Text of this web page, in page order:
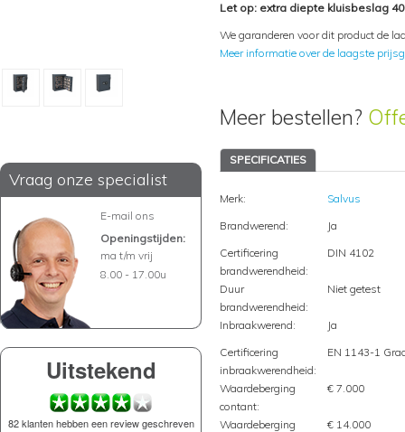
Vraag onze specialist
E-mail ons
Openingstijden:
ma t/m vrij
8.00 - 17.00u
Uitstekend
82 klanten hebben een review geschreven
Let op: extra diepte kluisbeslag
We garanderen voor dit product de
Meer informatie over de laagste
Meer bestellen?
SPECIFICATIES
Merk:
Salvus
Brandwerend:
Ja
Certificering
brandwerendheid:
DIN 4102
Duur
brandwerendheid:
Niet getest
Inbraakwerend:
Ja
Certificering
inbraakwerendheid:
EN 1143-1
Waardeberging
contant:
€ 7.000
Waardeberging
€ 14.000